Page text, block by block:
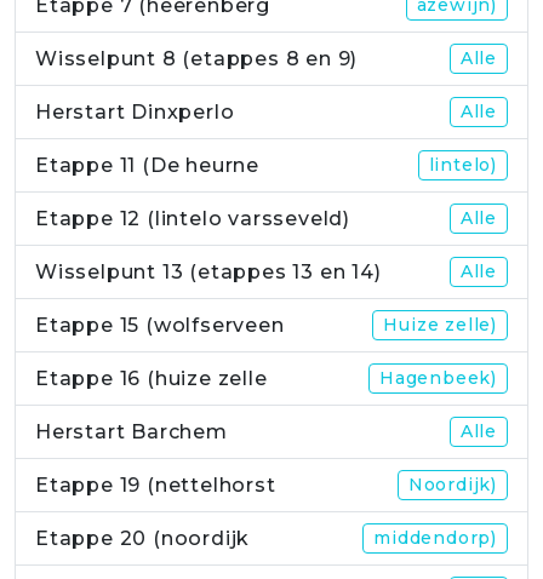
Etappe 7 (heerenberg azewijn)
Wisselpunt 8 (etappes 8 en 9) Alle
Herstart Dinxperlo Alle
Etappe 11 (De heurne lintelo)
Etappe 12 (lintelo varsseveld) Alle
Wisselpunt 13 (etappes 13 en 14) Alle
Etappe 15 (wolfserveen Huize zelle)
Etappe 16 (huize zelle Hagenbeek)
Herstart Barchem Alle
Etappe 19 (nettelhorst Noordijk)
Etappe 20 (noordijk middendorp)